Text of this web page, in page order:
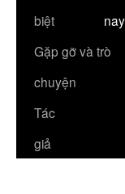
biệt
nay
Gặp gỡ và trò
chuyện
Tác
giả